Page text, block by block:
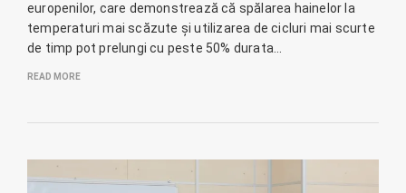
europenilor, care demonstrează că spălarea hainelor la
temperaturi mai scăzute și utilizarea de cicluri mai scurte
de timp pot prelungi cu peste 50% durata…
READ MORE